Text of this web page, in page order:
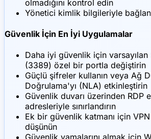
olmadığını kontrol edin
Yönetici kimlik bilgileriyle
Güvenlik İçin En İyi Uygulamalar
Daha iyi güvenlik için varsayılan
(3389) özel bir portla değiştirin
Güçlü şifreler kullanın veya Ağ
Doğrulama'yı (NLA) etkinleştirin
Güvenlik duvarı üzerinden RDP
adresleriyle sınırlandırın
Ek bir güvenlik katmanı için VPN
düşünün